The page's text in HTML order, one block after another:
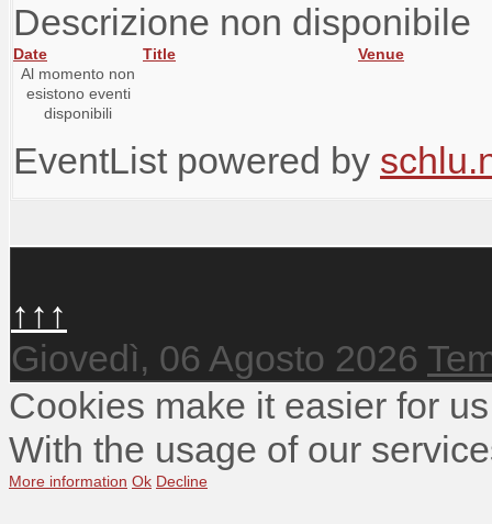
Descrizione non disponibile
Date Title
Venue
Al momento non
esistono eventi
disponibili
EventList powered by
↑↑↑
Giovedì, 06 Agosto 2026
Cookies make it easier for
With the usage of our
More information Ok Decline